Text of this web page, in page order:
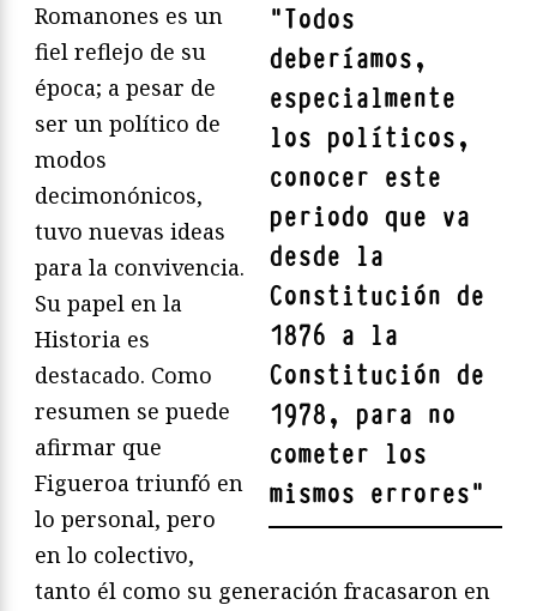
"Todos
deberíamos,
especialmente
los políticos,
conocer este
periodo que va
desde la
Constitución de
1876 a la
Constitución de
1978, para no
cometer los
mismos errores"
Romanones es un
fiel reflejo de su
época; a pesar de
ser un político de
modos
decimonónicos,
tuvo nuevas ideas
para la convivencia.
Su papel en la
Historia es
destacado. Como
resumen se puede
afirmar que
Figueroa triunfó en
lo personal, pero
en lo colectivo,
tanto él como su generación fracasaron en